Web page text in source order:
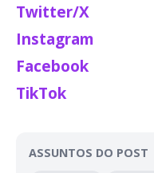
Twitter/X
Instagram
Facebook
TikTok
ASSUNTOS DO POST